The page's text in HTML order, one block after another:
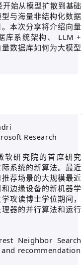
始从模型扩散到基础
与海量非结构化数据
本次分享将介绍向量
库系统架构、 LLM +
数据库如何为大模型
Research
软研究院的首席研究
系统的新算法。最近
荐场景的大规模最近
边缘设备的新机器学
攻读博士学位期间，
器的并行算法和运行
Neighbor Search
recommendation